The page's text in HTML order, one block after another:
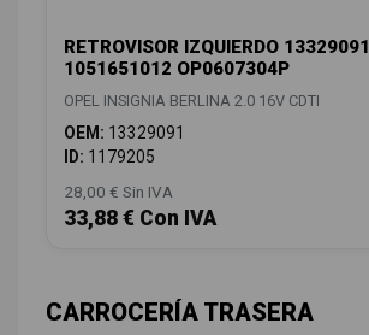
RETROVISOR IZQUIERDO 13329091
1051651012 OP0607304P
OPEL INSIGNIA BERLINA 2.0 16V CDTI
OEM: 13329091
ID: 1179205
28,00 € Sin IVA
33,88 € Con IVA
CARROCERÍA TRASERA